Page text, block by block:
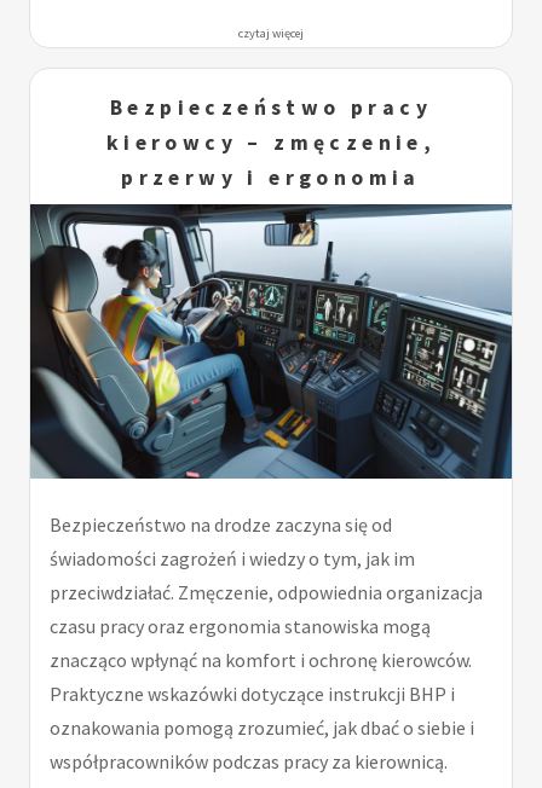
czytaj więcej
Bezpieczeństwo pracy
kierowcy – zmęczenie,
przerwy i ergonomia
Bezpieczeństwo na drodze zaczyna się od
świadomości zagrożeń i wiedzy o tym, jak im
przeciwdziałać. Zmęczenie, odpowiednia organizacja
czasu pracy oraz ergonomia stanowiska mogą
znacząco wpłynąć na komfort i ochronę kierowców.
Praktyczne wskazówki dotyczące instrukcji BHP i
oznakowania pomogą zrozumieć, jak dbać o siebie i
współpracowników podczas pracy za kierownicą.